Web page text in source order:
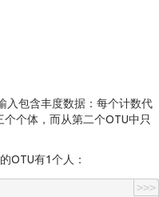
入包含丰度数据：每个计数代
个体，而从第二个OTU中只
OTU有1个人：
>>>